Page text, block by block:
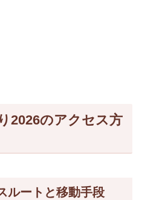
2026のアクセス方
ルートと移動手段